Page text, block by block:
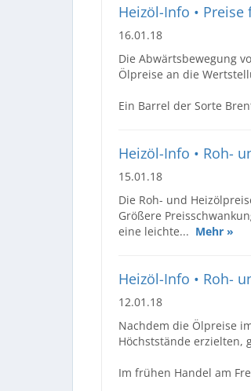
Heizöl-Info •
16.01.18
Die Abwärtsbewegung
Ölpreise an die
Ein Barrel der Sorte
Heizöl-Info • Roh-
15.01.18
Die Roh- und
Größere
eine leichte... Mehr »
Heizöl-Info • Roh-
12.01.18
Nachdem die Ölpreise
Höchststände erzielten,
Im frühen Handel am